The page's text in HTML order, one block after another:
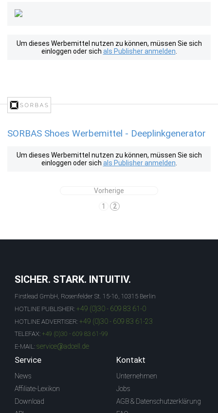
Um dieses Werbemittel nutzen zu können, müssen Sie sich
einloggen oder sich als Publisher anmelden
SORBAS Shoes Werbemittel - Deeplinkgenerator
Um dieses Werbemittel nutzen zu können, müssen Sie sich
einloggen oder sich als Publisher anmelden
Vorherige
1
2
SICHER. STARK. INTUITIV.
Firstlead GmbH, Rosenfelder St. 15-16, 10315 Berlin
HOTLINE PUBLISHER: +49 (0)30 - 609 83 61-0
HOTLINE ADVERTISER: +49 (0)30 - 609 83 61-23
TELEFAX: +49 (0)30 - 609 83 61-99
E-MAIL: service@adcell.de
Service
News
Affiliate-Lexikon
Download
Kontakt
Unternehmen
Jobs
AGB & Datenschutzerklärung